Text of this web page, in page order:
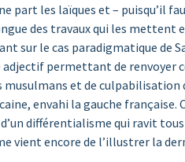
part les laïques et – puisqu’il
des travaux qui les mettent
sur le cas paradigmatique
permettant de renvoyer
et de culpabilisation
envahi la gauche française.
différentialisme qui ravit
vient encore de l’illustrer la